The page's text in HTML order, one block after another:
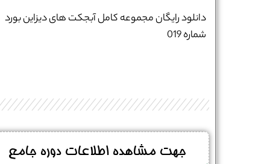
دانلود رایگان مجموعه کامل آبجکت های دیزاین بورد
شماره 019
جهت مشاهده اطلاعات دوره جامع